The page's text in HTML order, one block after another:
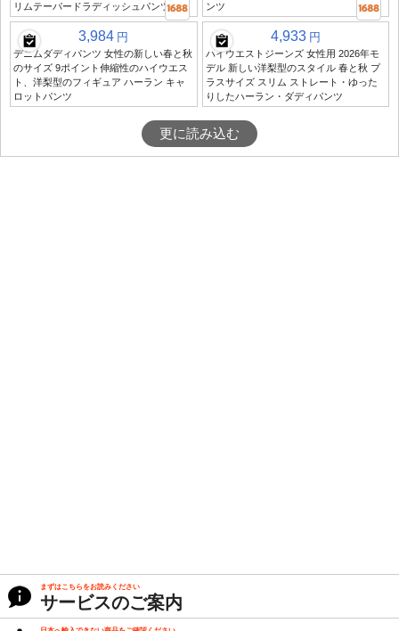
リムテーパードラディッシュパンツ
ンツ
3,984 円
デニムダディパンツ 女性の新しい春と秋
のサイズ 9ポイント伸縮性のハイウエス
ト、洋梨型のフィギュア ハーラン キャ
ロットパンツ
4,933 円
ハイウエストジーンズ 女性用 2026年モ
デル 新しい洋梨型のスタイル 春と秋 プ
ラスサイズ スリム ストレート・ゆった
りしたハーラン・ダディパンツ
更に読み込む
まずはこちらをお読みください
サービスのご案内